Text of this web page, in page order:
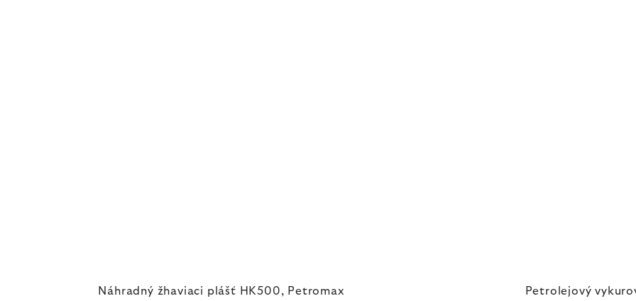
Náhradný žhaviaci plášť HK500, Petromax
Petrolejový